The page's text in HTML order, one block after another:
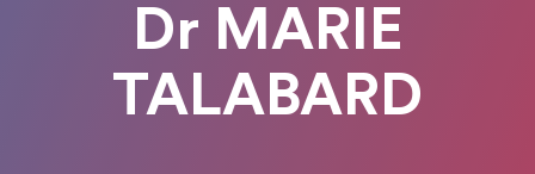
Dr MARIE
TALABARD